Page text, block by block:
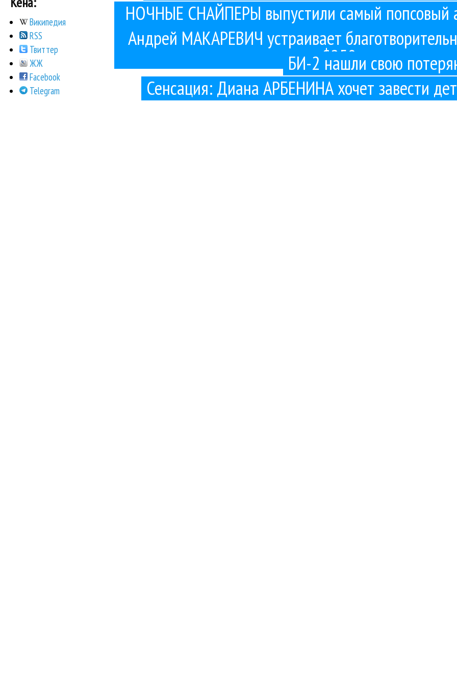
НОЧНЫЕ СНАЙПЕРЫ выпустили самый попсовый
истории
Андрей МАКАРЕВИЧ устраивает
$250
БИ-2 нашли свою
Сенсация: Диана АРБЕНИНА хочет завести
Википедия
RSS
Твиттер
ЖЖ
Facebook
Telegram